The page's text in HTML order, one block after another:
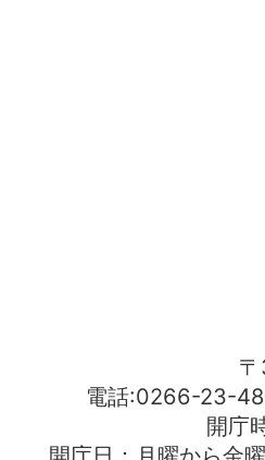
電話:0266-23-
開庁